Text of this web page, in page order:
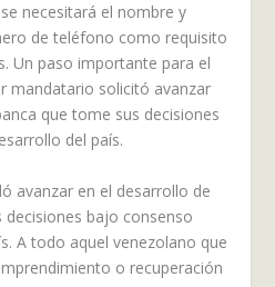
necesitará el nombre y
de teléfono como requisito
Un paso importante para el
mandatario solicitó avanzar
que tome sus decisiones
del país.
avanzar en el desarrollo de
bajo consenso
A todo aquel venezolano que
o recuperación